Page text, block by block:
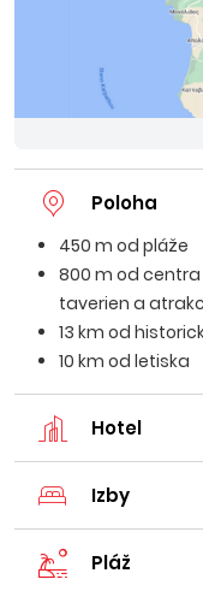
Poloha
450 m od pláže
800 m od
taverien a
13 km od
10 km od letiska
Hotel
Izby
Pláž